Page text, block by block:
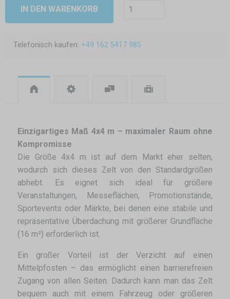
IN DEN WARENKORB
Telefonisch kaufen: +49 162 5417 985
Einzigartiges Maß 4x4 m – maximaler Raum ohne
Kompromisse
Die Größe 4x4 m ist auf dem Markt eher selten,
wodurch sich dieses Zelt von den Standardgrößen
abhebt. Es eignet sich ideal für größere
Veranstaltungen, Messeflächen, Promotionstände,
Sportevents oder Märkte, bei denen eine stabile und
repräsentative Überdachung mit größerer Grundfläche
(16 m²) erforderlich ist.
Ein großer Vorteil ist der Verzicht auf einen
Mittelpfosten – das ermöglicht einen barrierefreien
Zugang von allen Seiten. Dadurch kann man das Zelt
bequem auch mit einem Fahrzeug oder größeren